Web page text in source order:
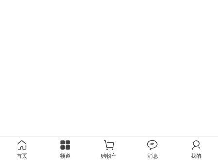
首页 频道 购物车 消息 我的